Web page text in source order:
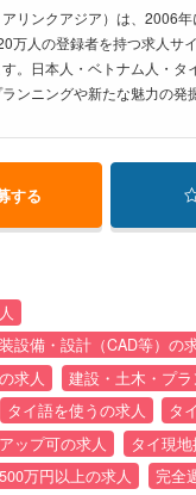
リンクアジア）は、2006
万人の登録者を持つ求人サ
。日本人・ベトナム人・タ
ンニングや新たな魅力の発
する
設備・設計（CAD等）の
求人
建設・土木・プラ
タイ語を使うの求人
タ
ップ可の求人
タイ現
万円以上の求人
完全